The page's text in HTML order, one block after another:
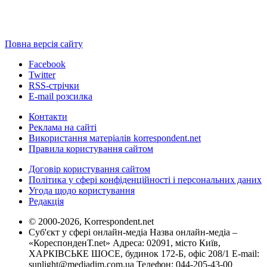
Повна версія сайту
Facebook
Twitter
RSS-стрічки
E-mail розсилка
Контакти
Реклама на сайті
Використання матеріалів korrespondent.net
Правила користування сайтом
Договір користування сайтом
Політика у сфері конфіденційності і персональних даних
Угода щодо користування
Редакція
© 2000-2026, Korrespondent.net
Суб'єкт у сфері онлайн-медіа Назва онлайн-медіа –
«КореспонденТ.net» Адреса: 02091, місто Київ,
ХАРКІВСЬКЕ ШОСЕ, будинок 172-Б, офіс 208/1 E-mail:
sunlight@mediadim.com.ua Телефон: 044-205-43-00